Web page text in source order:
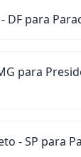
DF para
para
- SP para